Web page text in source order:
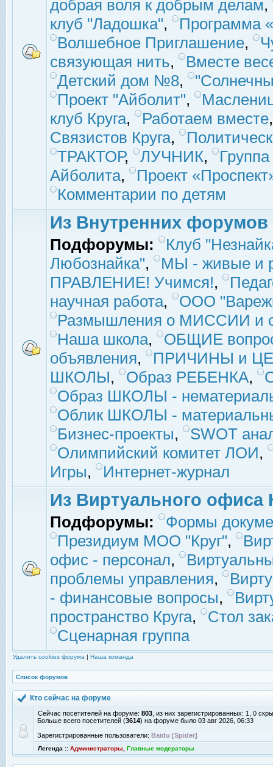
добрая воля к добрым делам,
клуб "Ладошка",
Программа
Волшебное Приглашение,
связующая нить,
Вместе
Детский дом №8,
Проект "Айболит",
клуб Круга, Работаем вместе
Связистов Круга,
ТРАКТОР, ЛУЧНИК,
Айболита,
Проект
Комментарии по детям
Из Внутренних форумов
Подфорумы:
Клуб
Любознайка",
МЫ - живые и
ПРАВЛЕНИЕ! Учимся!,
научная работа,
ООО
Размышления о МИССИИ и
Наша школа,
ОБЩИЕ
объявления,
ПРИЧИНЫ и
ШКОЛЫ, Образ РЕБЕНКА,
Образ ШКОЛЫ -
Облик ШКОЛЫ -
Бизнес-проекты,
SWOT
Олимпийский комитет ЛОИ,
Игры, Интернет-журнал
Из Виртуального офиса
Подфорумы:
Формы
Президиум МОО "Круг",
офис - персонал,
проблемы управления,
- финансовые вопросы,
пространство Круга,
Стол
Сценарная группа
Удалить cookies форума | Наша команда
Список форумов
Кто сейчас на форуме
Сейчас посетителей на форуме: 803 , из них зарегистрированных: 1, 0
Больше всего посетителей (3614) на форуме было 03 авг 2026, 06:33
Зарегистрированные пользователи: Baidu [Spider]
Легенда :: Администраторы Главные модераторы